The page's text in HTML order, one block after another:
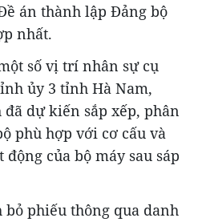
án thành lập Đảng bộ
nhất.
số vị trí nhân sự cụ
ủy 3 tỉnh Hà Nam,
dự kiến sắp xếp, phân
phù hợp với cơ cấu và
của bộ máy sau sáp
phiếu thông qua danh